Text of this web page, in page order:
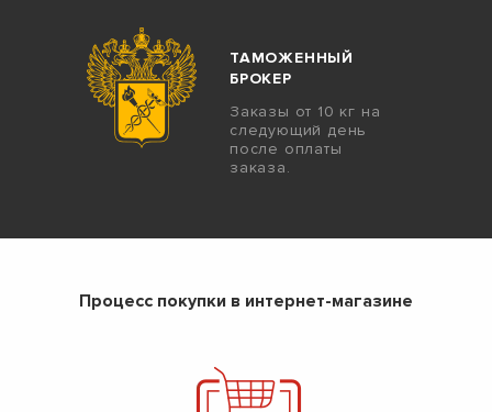
ТАМОЖЕННЫЙ
БРОКЕР
Заказы от 10 кг на
следующий день
после оплаты
заказа.
Процесс покупки в интернет-магазине